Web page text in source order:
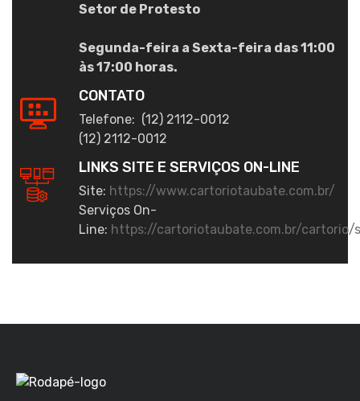
Setor de Protesto
Segunda-feira a Sexta-feira das 11:00
às 17:00 horas.
CONTATO
Telefone: (12) 2112-0012
(12) 2112-0012
LINKS SITE E SERVIÇOS ON-LINE
Site: https://www.cartoriotaubate.com.br/
Serviços On-
Line: https://cartoriotaubate.com.br/cartorio/